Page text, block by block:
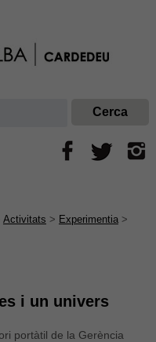
Activitats > Experimentia>
i un univers
portàtil de la Gerència